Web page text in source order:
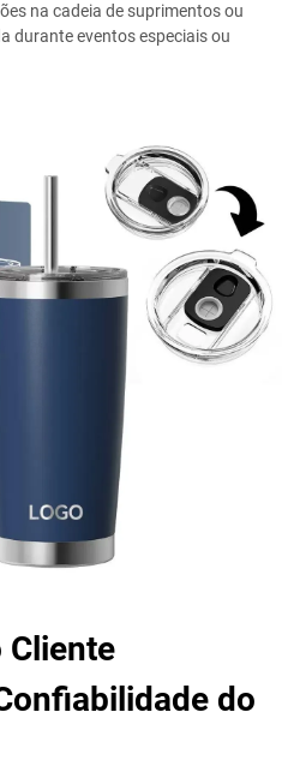
na cadeia de suprimentos ou
durante eventos especiais ou
Cliente
do